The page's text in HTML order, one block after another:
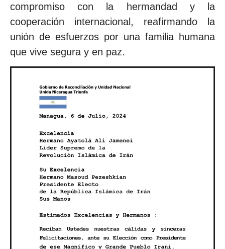
compromiso con la hermandad y la
cooperación internacional, reafirmando la
unión de esfuerzos por una familia humana
que vive segura y en paz.